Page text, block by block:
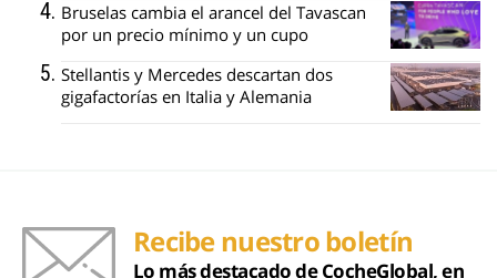
Bruselas cambia el arancel del Tavascan
por un precio mínimo y un cupo
Stellantis y Mercedes descartan dos
gigafactorías en Italia y Alemania
Recibe nuestro boletín
Lo más destacado de CocheGlobal, en